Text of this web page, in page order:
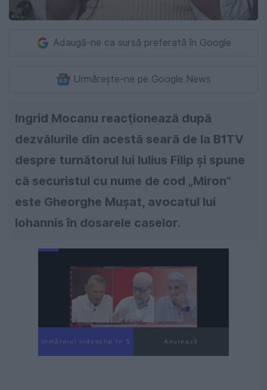
Adaugă-ne ca sursă preferată în Google
Urmărește-ne pe Google News
Ingrid Mocanu reacţionează după
dezvălurile din acestă seară de la B1TV
despre turnătorul lui Iulius Filip şi spune
că securistul cu nume de cod „Miron”
este Gheorghe Muşat, avocatul lui
Iohannis în dosarele caselor.
Următorul videoclip în 4 Anulează